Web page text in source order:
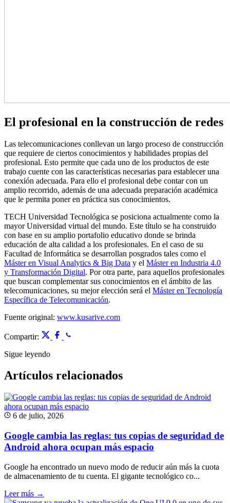
El profesional en la construcción de redes
Las telecomunicaciones conllevan un largo proceso de construcción
que requiere de ciertos conocimientos y habilidades propias del
profesional. Esto permite que cada uno de los productos de este
trabajo cuente con las características necesarias para establecer una
conexión adecuada. Para ello el profesional debe contar con un
amplio recorrido, además de una adecuada preparación académica
que le permita poner en práctica sus conocimientos.
TECH Universidad Tecnológica se posiciona actualmente como la
mayor Universidad virtual del mundo. Este título se ha construido
con base en su amplio portafolio educativo donde se brinda
educación de alta calidad a los profesionales. En el caso de su
Facultad de Informática se desarrollan posgrados tales como el
Máster en Visual Analytics & Big Data y el Máster en Industria 4.0
y Transformación Digital. Por otra parte, para aquellos profesionales
que buscan complementar sus conocimientos en el ámbito de las
telecomunicaciones, su mejor elección será el Máster en Tecnología
Específica de Telecomunicación.
Fuente original: www.kusarive.com
Compartir:
Sigue leyendo
Artículos relacionados
6 de julio, 2026
Google cambia las reglas: tus copias de seguridad de
Android ahora ocupan más espacio
Google ha encontrado un nuevo modo de reducir aún más la cuota
de almacenamiento de tu cuenta. El gigante tecnológico co...
Leer más →